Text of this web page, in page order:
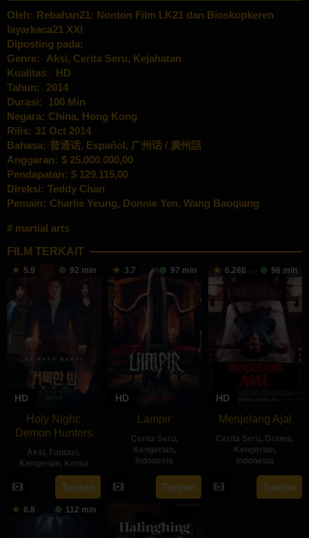
Oleh: Rebahan21: Nonton Film LK21 dan Bioskopkeren
layarkaca21 XXI
Diposting pada:
Genre:
Aksi, Cerita Seru, Kejahatan
Kualitas:
HD
Tahun:
2014
Durasi:
100 Min
Negara: China, Hong Kong
Rilis: 31 Oct 2014
Bahasa: 普通话, Español, 广州话 / 廣州話
Anggaran: $ 25.000.000,00
Pendapatan: $ 129.115,00
Direksi: Teddy Chan
Pemain: Charlie Yeung, Donnie Yen, Wang Baoqiang
martial arts
FILM TERKAIT
5.9 92 min
HD
Holy Night:
Demon Hunters
Aksi, Fantasi,
Kengerian, Korea
30
Apr
2025
Lim
Dae-
hee
Tonton
3.7 97 min
HD
Lampir
Cerita Seru,
Kengerian,
Indonesia
14
Feb
Kenny
Gulardi
Tonton
6.286 96 min
HD
Menjelang Ajal
Cerita Seru, Drama,
Kengerian,
Indonesia
30
Apr
Hadrah
Daeng
Tonton
6.8 112 min